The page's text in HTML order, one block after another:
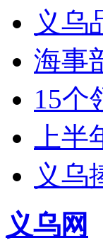
义乌
海事
15个
上
义乌
义乌网